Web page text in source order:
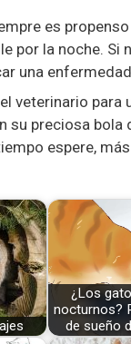
es
por la noche. Si
una
veterinario para
preciosa bola
espere,
¿Los
nocturnos?
de sueño